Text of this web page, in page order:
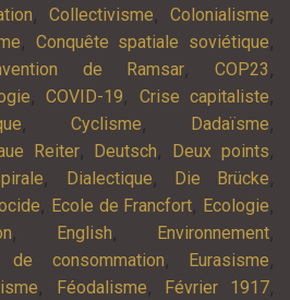
, Collectivisme, Colonialisme,
, Conquête spatiale soviétique,
de Ramsar, COP23 ,
, COVID-19, Crise capitaliste,
, Cyclisme, Dadaïsme,
Reiter, Deutsch, Deux points,
, Dialectique, Die Brücke,
, Ecole de Francfort, Ecologie,
, English, Environnement,
de consommation, Eurasisme,
, Féodalisme, Février 1917,